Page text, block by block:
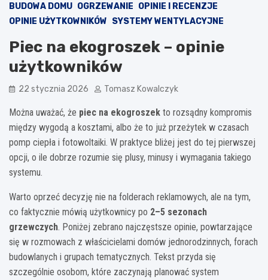
BUDOWA DOMU OGRZEWANIE OPINIE I RECENZJE
OPINIE UŻYTKOWNIKÓW SYSTEMY WENTYLACYJNE
Piec na ekogroszek – opinie
użytkowników
22 stycznia 2026 Tomasz Kowalczyk
Można uważać, że piec na ekogroszek to rozsądny kompromis
między wygodą a kosztami, albo że to już przeżytek w czasach
pomp ciepła i fotowoltaiki. W praktyce bliżej jest do tej pierwszej
opcji, o ile dobrze rozumie się plusy, minusy i wymagania takiego
systemu.
Warto oprzeć decyzję nie na folderach reklamowych, ale na tym,
co faktycznie mówią użytkownicy po 2–5 sezonach
grzewczych. Poniżej zebrano najczęstsze opinie, powtarzające
się w rozmowach z właścicielami domów jednorodzinnych, forach
budowlanych i grupach tematycznych. Tekst przyda się
szczególnie osobom, które zaczynają planować system